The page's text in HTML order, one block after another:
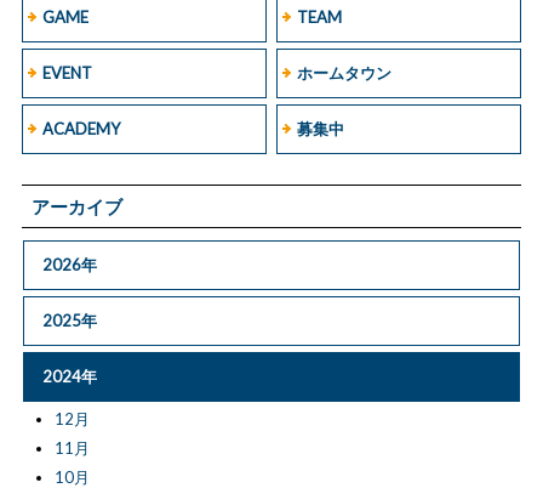
GAME TEAM
EVENT ホームタウン
ACADEMY 募集中
アーカイブ
2026年
2025年
2024年
12月
11月
10月